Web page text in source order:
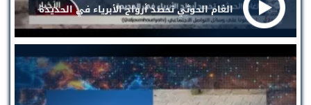
الغام الحوثي تحصد أرواح الأبرياء في الحديدة